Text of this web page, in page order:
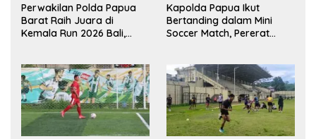
Perwakilan Polda Papua
Barat Raih Juara di
Kemala Run 2026 Bali,
Kapolda Papua Ikut
Bertanding dalam Mini
Soccer Match, Pererat